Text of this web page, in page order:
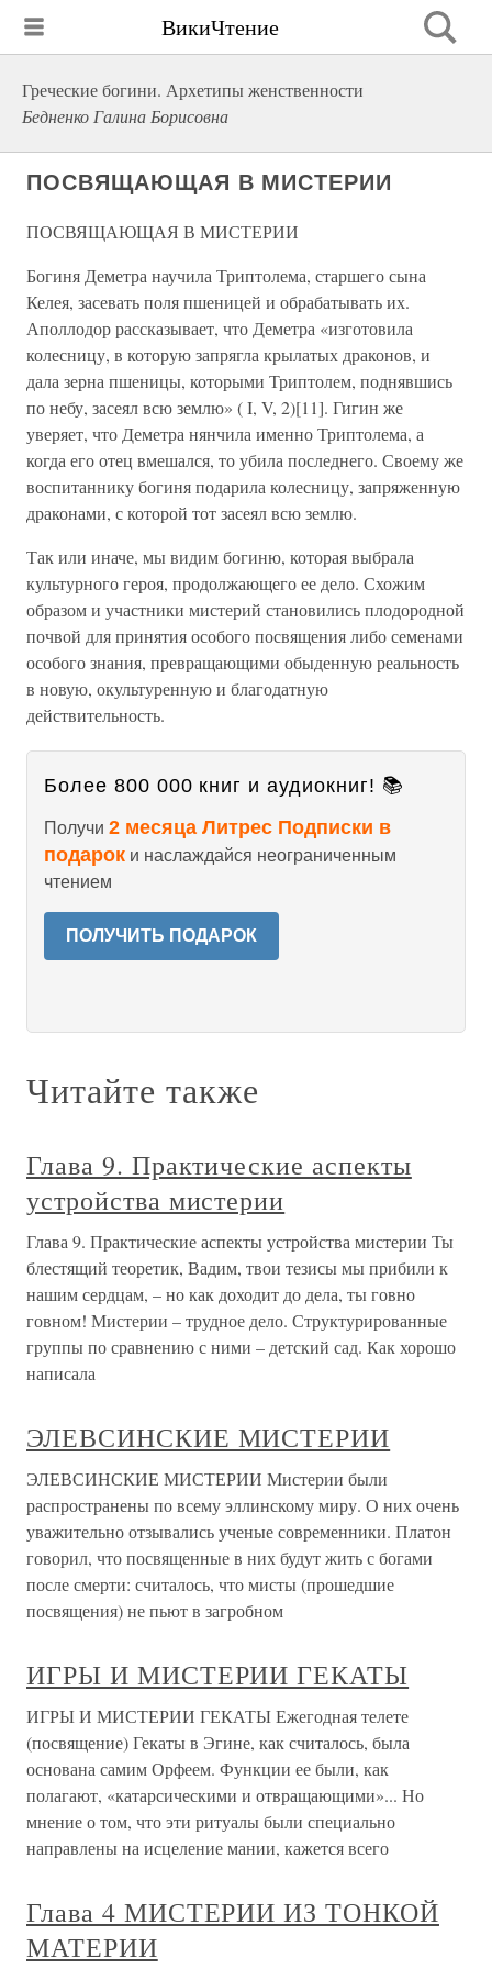
ВикиЧтение
Греческие богини. Архетипы женственности
Бедненко Галина Борисовна
ПОСВЯЩАЮЩАЯ В МИСТЕРИИ
ПОСВЯЩАЮЩАЯ В МИСТЕРИИ
Богиня Деметра научила Триптолема, старшего сына
Келея, засевать поля пшеницей и обрабатывать их.
Аполлодор рассказывает, что Деметра «изготовила
колесницу, в которую запрягла крылатых драконов, и
дала зерна пшеницы, которыми Триптолем, поднявшись
по небу, засеял всю землю» ( I, V, 2)[11]. Гигин же
уверяет, что Деметра нянчила именно Триптолема, а
когда его отец вмешался, то убила последнего. Своему же
воспитаннику богиня подарила колесницу, запряженную
драконами, с которой тот засеял всю землю.
Так или иначе, мы видим богиню, которая выбрала
культурного героя, продолжающего ее дело. Схожим
образом и участники мистерий становились плодородной
почвой для принятия особого посвящения либо семенами
особого знания, превращающими обыденную реальность
в новую, окультуренную и благодатную
действительность.
Более 800 000 книг и аудиокниг! 📚
Получи 2 месяца Литрес Подписки в
подарок и наслаждайся неограниченным
чтением
ПОЛУЧИТЬ ПОДАРОК
Читайте также
Глава 9. Практические аспекты
устройства мистерии
Глава 9. Практические аспекты устройства мистерии Ты
блестящий теоретик, Вадим, твои тезисы мы прибили к
нашим сердцам, – но как доходит до дела, ты говно
говном! Мистерии – трудное дело. Структурированные
группы по сравнению с ними – детский сад. Как хорошо
написала
ЭЛЕВСИНСКИЕ МИСТЕРИИ
ЭЛЕВСИНСКИЕ МИСТЕРИИ Мистерии были
распространены по всему эллинскому миру. О них очень
уважительно отзывались ученые современники. Платон
говорил, что посвященные в них будут жить с богами
после смерти: считалось, что мисты (прошедшие
посвящения) не пьют в загробном
ИГРЫ И МИСТЕРИИ ГЕКАТЫ
ИГРЫ И МИСТЕРИИ ГЕКАТЫ Ежегодная телете
(посвящение) Гекаты в Эгине, как считалось, была
основана самим Орфеем. Функции ее были, как
полагают, «катарсическими и отвращающими»... Но
мнение о том, что эти ритуалы были специально
направлены на исцеление мании, кажется всего
Глава 4 МИСТЕРИИ ИЗ ТОНКОЙ
МАТЕРИИ